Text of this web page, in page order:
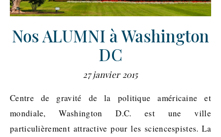
Nos ALUMNI à Washington
DC
27 janvier 2015
Centre de gravité de la politique américaine et
mondiale, Washington D.C. est une ville
particulièrement attractive pour les sciencespistes. La